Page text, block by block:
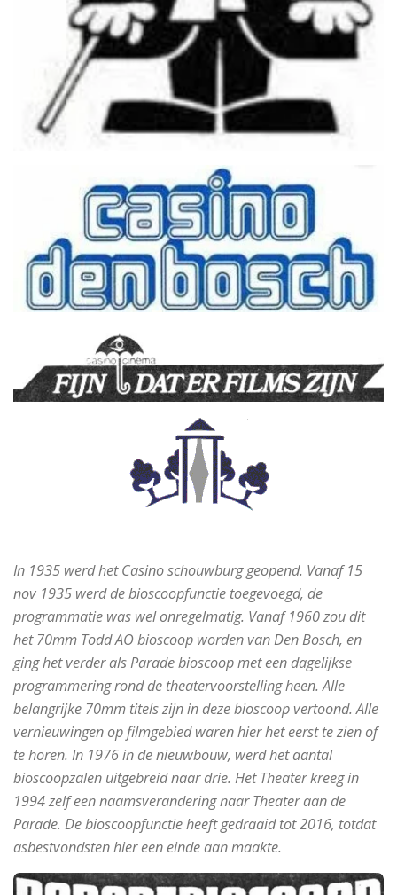
In 1935 werd het Casino schouwburg geopend. Vanaf 15
nov 1935 werd de bioscoopfunctie toegevoegd, de
programmatie was wel onregelmatig. Vanaf 1960 zou dit
het 70mm Todd AO bioscoop worden van Den Bosch, en
ging het verder als Parade bioscoop met een dagelijkse
programmering rond de theatervoorstelling heen. Alle
belangrijke 70mm titels zijn in deze bioscoop vertoond. Alle
vernieuwingen op filmgebied waren hier het eerst te zien of
te horen. In 1976 in de nieuwbouw, werd het aantal
bioscoopzalen uitgebreid naar drie. Het Theater kreeg in
1994 zelf een naamsverandering naar Theater aan de
Parade. De bioscoopfunctie heeft gedraaid tot 2016, totdat
asbestvondsten hier een einde aan maakte.